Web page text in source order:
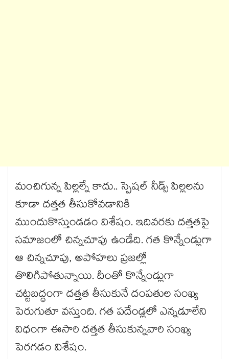
మంచిగున్న పిల్లల్నే కాదు.. స్పెషల్ నీడ్స్ పిల్లలను
కూడా దత్తత తీసుకోవడానికి
ముందుకొస్తుండడం విశేషం. ఇదివరకు దత్తతపై
సమాజంలో చిన్నచూపు ఉండేది. గత కొన్నేండ్లుగా
ఆ చిన్నచూపు, అపోహలు ప్రజల్లో
తొలిగిపోతున్నాయి. దీంతో కొన్నేండ్లుగా
చట్టబద్ధంగా దత్తత తీసుకునే దంపతుల సంఖ్య
పెరుగుతూ వస్తుంది. గత పదేండ్లలో ఎన్నడూలేని
విధంగా ఈసారి దత్తత తీసుకున్నవారి సంఖ్య
పెరగడం విశేషం.